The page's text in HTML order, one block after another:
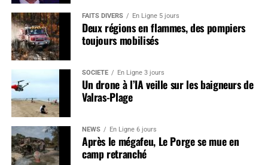
FAITS DIVERS En Ligne 5 jours
Deux régions en flammes, des pompiers
toujours mobilisés
SOCIÉTÉ En Ligne 3 jours
Un drone à l’IA veille sur les baigneurs de
Valras-Plage
NEWS En Ligne 6 jours
Après le mégafeu, Le Porge se mue en
camp retranché